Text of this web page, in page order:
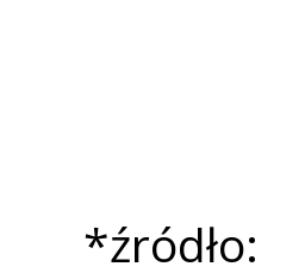
*źródło: